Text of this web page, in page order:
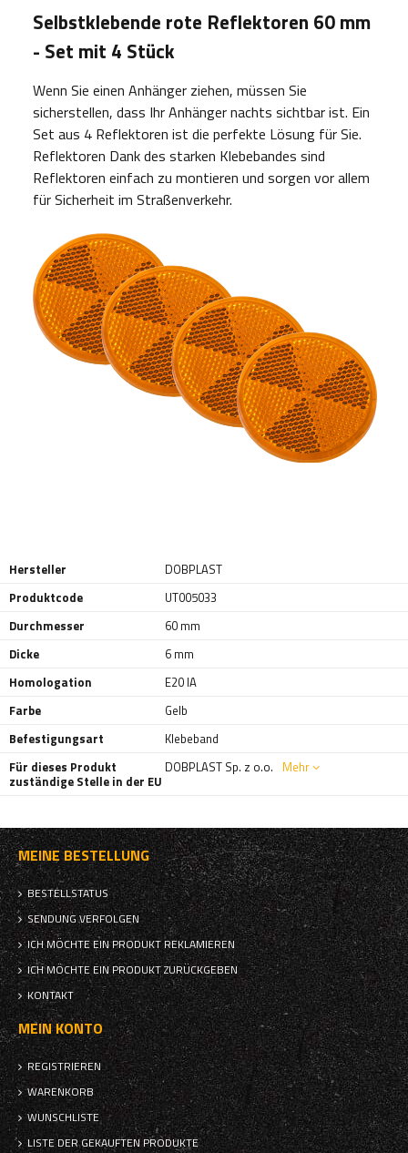
Selbstklebende rote Reflektoren 60 mm
- Set mit 4 Stück
Wenn Sie einen Anhänger ziehen, müssen Sie
sicherstellen, dass Ihr Anhänger nachts sichtbar ist. Ein
Set aus 4 Reflektoren ist die perfekte Lösung für Sie.
Reflektoren Dank des starken Klebebandes sind
Reflektoren einfach zu montieren und sorgen vor allem
für Sicherheit im Straßenverkehr.
Hersteller
DOBPLAST
Produktcode
UT005033
Durchmesser
60 mm
Dicke
6 mm
Homologation
E20 IA
Farbe
Gelb
Befestigungsart
Klebeband
Für dieses Produkt
zuständige Stelle in der EU
DOBPLAST Sp. z o.o. Mehr
MEINE BESTELLUNG
BESTELLSTATUS
SENDUNG VERFOLGEN
ICH MÖCHTE EIN PRODUKT REKLAMIEREN
ICH MÖCHTE EIN PRODUKT ZURÜCKGEBEN
KONTAKT
MEIN KONTO
REGISTRIEREN
WARENKORB
WUNSCHLISTE
LISTE DER GEKAUFTEN PRODUKTE